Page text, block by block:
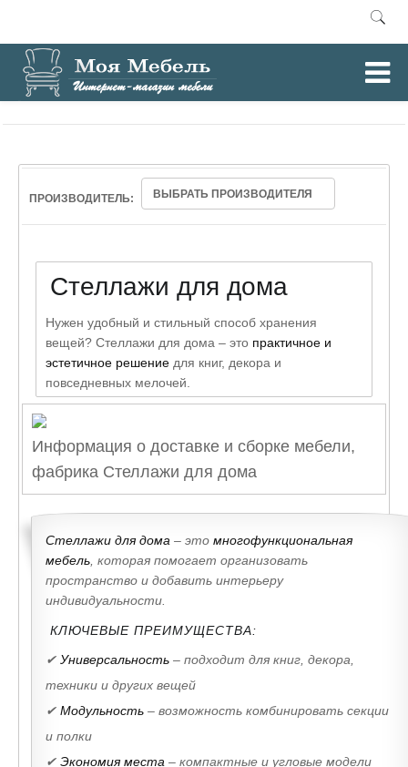
Главная / Стеллажи
ПРОИЗВОДИТЕЛЬ: ВЫБРАТЬ ПРОИЗВОДИТЕЛЯ
Стеллажи для дома
Нужен удобный и стильный способ хранения
вещей? Стеллажи для дома – это практичное и
эстетичное решение для книг, декора и
повседневных мелочей.
Информация о доставке и сборке мебели,
фабрика Стеллажи для дома
Стеллажи для дома – это многофункциональная
мебель , которая помогает организовать
пространство и добавить интерьеру
индивидуальности.
КЛЮЧЕВЫЕ ПРЕИМУЩЕСТВА:
✔ Универсальность – подходит для книг, декора,
техники и других вещей
✔ Модульность – возможность комбинировать секции
и полки
✔ Экономия места – компактные и угловые модели